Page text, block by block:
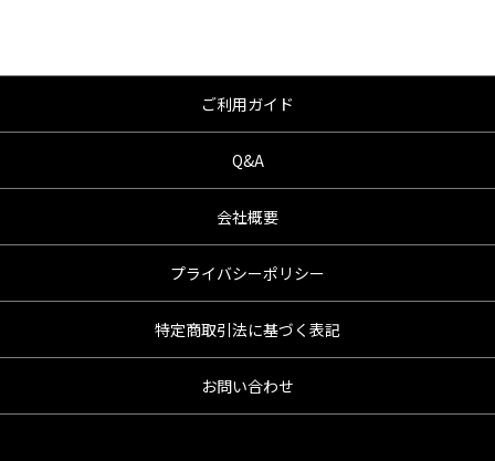
すのでご了承願います。
ご利用ガイド
Q&A
会社概要
プライバシーポリシー
特定商取引法に基づく表記
お問い合わせ